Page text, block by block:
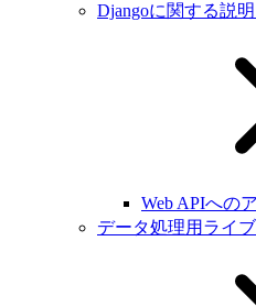
Djangoに関する説
Web APIへの
データ処理用ライ